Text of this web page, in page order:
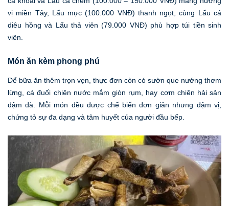
vị miền Tây, Lẩu mực (100.000 VNĐ) thanh ngọt, cùng Lẩu cá
diêu hồng và Lẩu thả viên (79.000 VNĐ) phù hợp túi tiền sinh
viên.
Món ăn kèm phong phú
Để bữa ăn thêm trọn vẹn, thực đơn còn có sườn que nướng thơm
lừng, cá đuối chiên nước mắm giòn rụm, hay cơm chiên hải sản
đậm đà. Mỗi món đều được chế biến đơn giản nhưng đậm vị,
chứng tỏ sự đa dạng và tâm huyết của người đầu bếp.